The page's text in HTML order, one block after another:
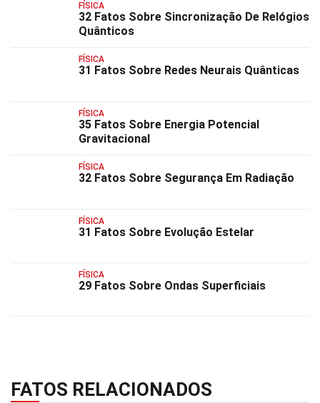
FÍSICA
32 Fatos Sobre Sincronização De Relógios
Quânticos
FÍSICA
31 Fatos Sobre Redes Neurais Quânticas
FÍSICA
35 Fatos Sobre Energia Potencial
Gravitacional
FÍSICA
32 Fatos Sobre Segurança Em Radiação
FÍSICA
31 Fatos Sobre Evolução Estelar
FÍSICA
29 Fatos Sobre Ondas Superficiais
FATOS RELACIONADOS